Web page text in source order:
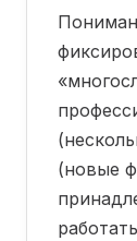
(новые